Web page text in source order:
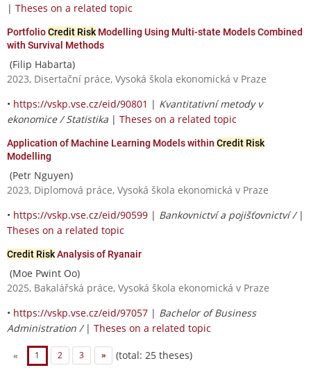
| Theses on a related topic
PortfolioCredit Risk Modelling Using Multi-state Models Combined
with Survival Methods
(Filip Habarta)
2023, Disertační práce, Vysoká škola ekonomická v Praze
• https://vskp.vse.cz/eid/90801 | Kvantitativní metody v
ekonomice / Statistika | Theses on a related topic
Application of Machine Learning Models within Credit Risk
Modelling
(Petr Nguyen)
2023, Diplomová práce, Vysoká škola ekonomická v Praze
• https://vskp.vse.cz/eid/90599 | Bankovnictví a pojišťovnictví / |
Theses on a related topic
Credit RiskAnalysis of Ryanair
(Moe Pwint Oo)
2025, Bakalářská práce, Vysoká škola ekonomická v Praze
• https://vskp.vse.cz/eid/97057 | Bachelor of Business
Administration / | Theses on a related topic
« 1 2 3 » (total: 25 theses)